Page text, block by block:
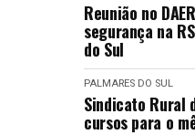
Reunião no
segurança na
do Sul
PALMARES DO SUL
Sindicato Rural
cursos para o